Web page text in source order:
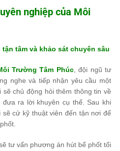
nghiệp của Môi
tâm và khảo sát chuyên sâu
Trường Tâm Phúc, đội ngũ tư
nghe và tiếp nhận yêu cầu một
chủ động hỏi thêm thông tin về
ra lời khuyên cụ thể. Sau khi
cử kỹ thuật viên đến tận nơi để
tư vấn phương án hút bể phốt tối